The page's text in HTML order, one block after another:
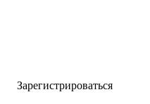
Зарегистрироваться